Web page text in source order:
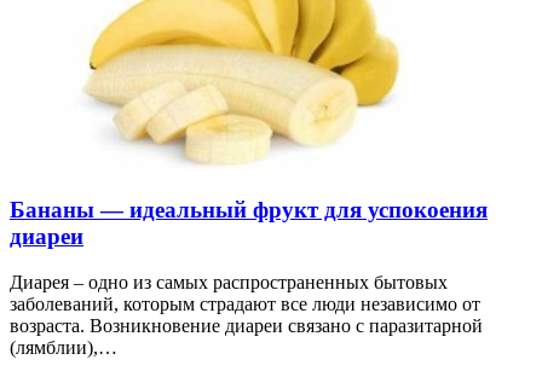
Бананы — идеальный фрукт для успокоения
диареи
Диарея – одно из самых распространенных бытовых
заболеваний, которым страдают все люди независимо от
возраста. Возникновение диареи связано с паразитарной
(лямблии),…